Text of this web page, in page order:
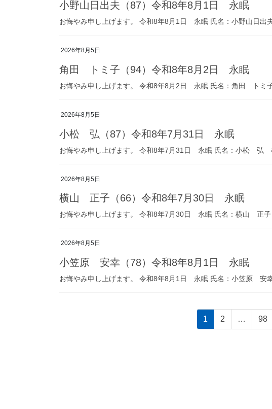
小野山日出夫（87）令和8年8月1日 永眠
お悔やみ申し上げます。 令和8年8月1日 永眠 氏名：小野山日
2026年8月5日
角田 トミ子（94）令和8年8月2日 永眠
お悔やみ申し上げます。 令和8年8月2日 永眠 氏名：角田 トミ
2026年8月5日
小松 弘（87）令和8年7月31日 永眠
お悔やみ申し上げます。 令和8年7月31日 永眠 氏名：小松 弘
2026年8月5日
横山 正子（66）令和8年7月30日 永眠
お悔やみ申し上げます。 令和8年7月30日 永眠 氏名：横山 正
2026年8月5日
小笠原 安幸（78）令和8年8月1日 永眠
お悔やみ申し上げます。 令和8年8月1日 永眠 氏名：小笠原 安
固
定
1
固
定
2 …
固
定
98